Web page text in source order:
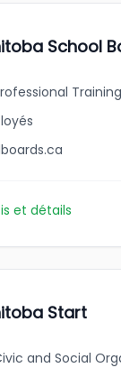
School
et détails
Start
and Social